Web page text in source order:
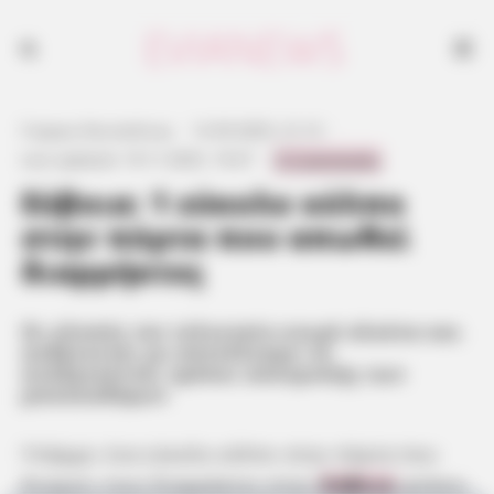
Εύβοια: 1 εύκολο κόλπο
στην πόρτα που απωθεί
διαρρήκτες
Οι κλοπές τον τελευταίο καιρό ολοένα και
διώχνει τους διαρρήκτες στην
Εύβοιαφτάνει